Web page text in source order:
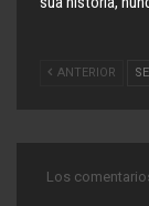
ANTERIOR
Los